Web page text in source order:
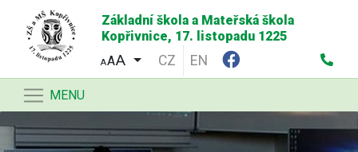
Základní škola a Mateřská škola
Kopřivnice, 17. listopadu 1225
AA CZ EN
MENU